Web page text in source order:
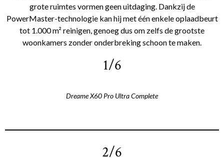
grote ruimtes vormen geen uitdaging. Dankzij de
PowerMaster-technologie kan hij met één enkele oplaadbeurt
tot 1.000 m² reinigen, genoeg dus om zelfs de grootste
woonkamers zonder onderbreking schoon te maken.
1/6
Dreame X60 Pro Ultra Complete
2/6